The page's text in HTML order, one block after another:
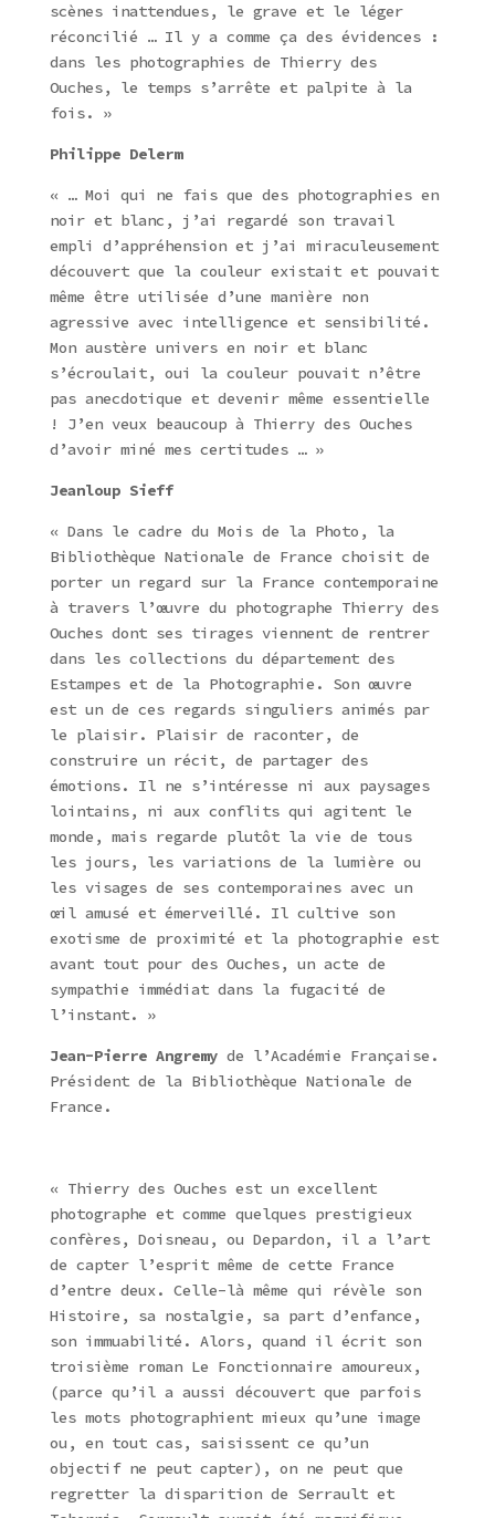
scènes inattendues, le grave et le léger
réconcilié … Il y a comme ça des évidences :
dans les photographies de Thierry des
Ouches, le temps s’arrête et palpite à la
fois. »
Philippe Delerm
« … Moi qui ne fais que des photographies en
noir et blanc, j’ai regardé son travail
empli d’appréhension et j’ai miraculeusement
découvert que la couleur existait et pouvait
même être utilisée d’une manière non
agressive avec intelligence et sensibilité.
Mon austère univers en noir et blanc
s’écroulait, oui la couleur pouvait n’être
pas anecdotique et devenir même essentielle
! J’en veux beaucoup à Thierry des Ouches
d’avoir miné mes certitudes … »
Jeanloup Sieff
« Dans le cadre du Mois de la Photo, la
Bibliothèque Nationale de France choisit de
porter un regard sur la France contemporaine
à travers l’œuvre du photographe Thierry des
Ouches dont ses tirages viennent de rentrer
dans les collections du département des
Estampes et de la Photographie. Son œuvre
est un de ces regards singuliers animés par
le plaisir. Plaisir de raconter, de
construire un récit, de partager des
émotions. Il ne s’intéresse ni aux paysages
lointains, ni aux conflits qui agitent le
monde, mais regarde plutôt la vie de tous
les jours, les variations de la lumière ou
les visages de ses contemporaines avec un
œil amusé et émerveillé. Il cultive son
exotisme de proximité et la photographie est
avant tout pour des Ouches, un acte de
sympathie immédiat dans la fugacité de
l’instant. »
Jean-Pierre Angremyde l’Académie Française.
Président de la Bibliothèque Nationale de
France.
« Thierry des Ouches est un excellent
photographe et comme quelques prestigieux
confères, Doisneau, ou Depardon, il a l’art
de capter l’esprit même de cette France
d’entre deux. Celle-là même qui révèle son
Histoire, sa nostalgie, sa part d’enfance,
son immuabilité. Alors, quand il écrit son
troisième roman Le Fonctionnaire amoureux,
(parce qu’il a aussi découvert que parfois
les mots photographient mieux qu’une image
ou, en tout cas, saisissent ce qu’un
objectif ne peut capter), on ne peut que
regretter la disparition de Serrault et